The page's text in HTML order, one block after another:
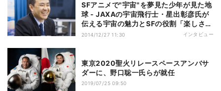
SFアニメで"宇宙"を夢見た少年が見た地
球 - JAXAの宇宙飛行士・星出彰彦氏が
伝える宇宙の魅力とSFの役割「楽しさ、
そして難しさ」
2014/12/27 11:30 インタビュー
東京2020聖火リレースペースアンバサ
ダーに、野口聡一氏らが就任
2019/07/25 09:50